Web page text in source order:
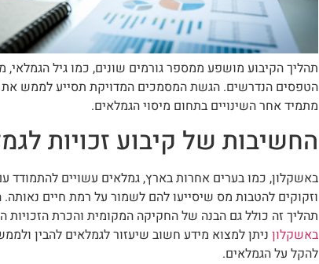
תהליך הקיבוע מושפע ממספר גורמים שונים, כמו גיל
הטפסים הנדרשים. הגשת המסמכים המדויקת תסייע לממש את
מתמיד אחר השינויים בתחום מיסוי הגמלאים.
החשיבות של קיבוע זכויות
באשקלון, כמו בערים אחרות בארץ, גמלאים עשויים להתמודד
וזקוקים להטבות מס שיסייעו להם לשמור על רמת חיים
תהליך זה כולל גם הבנה של החקיקה המקומית והכרת הזכויות
באשקלון ניתן למצוא מידע חשוב שיעזור לגמלאים להבין
להקל על הגמלאים.